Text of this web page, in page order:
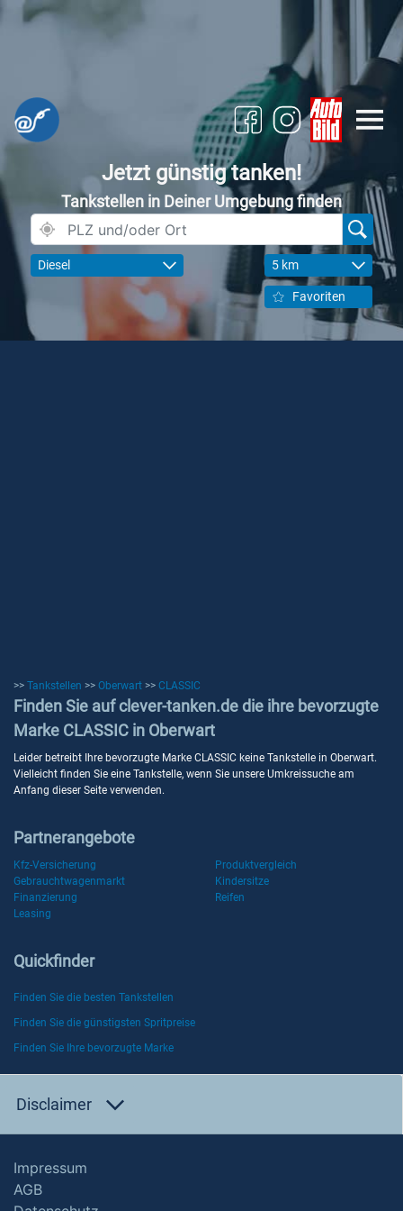
Jetzt günstig tanken!
Tankstellen in Deiner Umgebung finden
Diesel 5 km
Favoriten
>> Tankstellen >> Oberwart >> CLASSIC
Finden Sie auf clever-tanken.de die ihre bevorzugte
Marke CLASSIC in Oberwart
Leider betreibt Ihre bevorzugte Marke CLASSIC keine Tankstelle in Oberwart.
Vielleicht finden Sie eine Tankstelle, wenn Sie unsere Umkreissuche am
Anfang dieser Seite verwenden.
Partnerangebote
Kfz-Versicherung
Produktvergleich
Gebrauchtwagenmarkt
Kindersitze
Finanzierung
Reifen
Leasing
Quickfinder
Finden Sie die besten Tankstellen
Finden Sie die günstigsten Spritpreise
Finden Sie Ihre bevorzugte Marke
Disclaimer
Impressum
AGB